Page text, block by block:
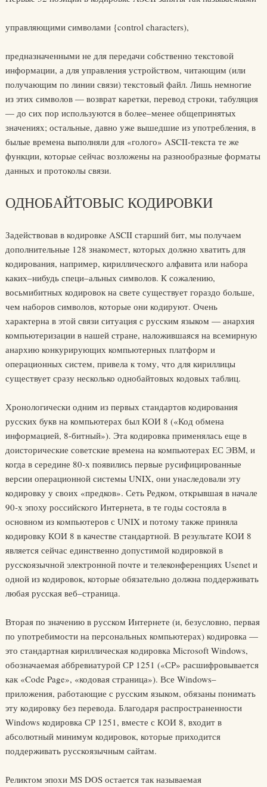
управляющими символами {control characters),
предназначенными не для передачи собственно текстовой
информации, а для управления устройством, читающим (или
получающим по линии связи) текстовый файл. Лишь немногие
из этих символов — возврат каретки, перевод строки, табуляция
— до сих пор используются в более–менее общепринятых
значениях; остальные, давно уже вышедшие из употребления, в
былые времена выполняли для «голого» ASCII-текста те же
функции, которые сейчас возложены на разнообразные форматы
данных и протоколы связи.
ОДНОБАЙТОВЫС КОДИРОВКИ
Задействовав в кодировке ASCII старший бит, мы получаем
дополнительные 128 знакомест, которых должно хватить для
кодирования, например, кириллического алфавита или набора
каких–нибудь специ–альных символов. К сожалению,
восьмибитных кодировок на свете существует гораздо больше,
чем наборов символов, которые они кодируют. Очень
характерна в этой связи ситуация с русским языком — анархия
компьютеризации в нашей стране, наложившаяся на всемирную
анархию конкурирующих компьютерных платформ и
операционных систем, привела к тому, что для кириллицы
существует сразу несколько однобайтовых кодовых таблиц.
Хронологически одним из первых стандартов кодирования
русских букв на компьютерах был КОИ 8 («Код обмена
информацией, 8-битный»). Эта кодировка применялась еще в
доисторические советские времена на компьютерах ЕС ЭВМ, и
когда в середине 80‑х появились первые русифицированные
версии операционной системы UNIX, они унаследовали эту
кодировку у своих «предков». Сеть Редком, открывшая в начале
90‑х эпоху российского Интернета, в те годы состояла в
основном из компьютеров с UNIX и потому также приняла
кодировку КОИ 8 в качестве стандартной. В результате КОИ 8
является сейчас единственно допустимой кодировкой в
русскоязычной электронной почте и телеконференциях Usenet и
одной из кодировок, которые обязательно должна поддерживать
любая русская веб–страница.
Вторая по значению в русском Интернете (и, безусловно, первая
по употребимости на персональных компьютерах) кодировка —
это стандартная кириллическая кодировка Microsoft Windows,
обозначаемая аббревиатурой СР 1251 («СР» расшифровывается
как «Code Page», «кодовая страница»). Все Windows–
приложения, работающие с русским языком, обязаны понимать
эту кодировку без перевода. Благодаря распространенности
Windows кодировка СР 1251, вместе с КОИ 8, входит в
абсолютный минимум кодировок, которые приходится
поддерживать русскоязычным сайтам.
Реликтом эпохи MS DOS остается так называемая